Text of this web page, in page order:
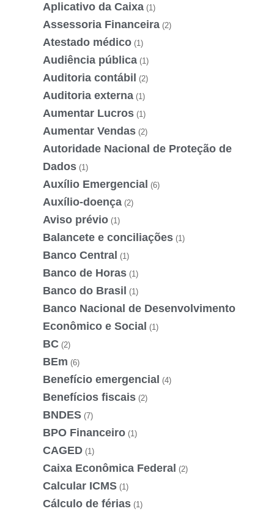
Aplicativo da Caixa (1)
Assessoria Financeira (2)
Atestado médico (1)
Audiência pública (1)
Auditoria contábil (2)
Auditoria externa (1)
Aumentar Lucros (1)
Aumentar Vendas (2)
Autoridade Nacional de Proteção de
Dados (1)
Auxílio Emergencial (6)
Auxílio-doença (2)
Aviso prévio (1)
Balancete e conciliações (1)
Banco Central (1)
Banco de Horas (1)
Banco do Brasil (1)
Banco Nacional de Desenvolvimento
Econômico e Social (1)
BC (2)
BEm (6)
Benefício emergencial (4)
Benefícios fiscais (2)
BNDES (7)
BPO Financeiro (1)
CAGED (1)
Caixa Econômica Federal (2)
Calcular ICMS (1)
Cálculo de férias (1)